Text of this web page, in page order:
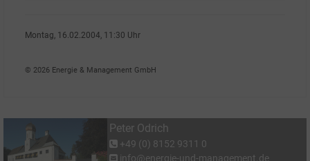
Montag, 16.02.2004, 11:30 Uhr
© 2026 Energie & Management GmbH
Peter Odrich
+49 (0) 8152 9311 0
info@energie-und-management.de